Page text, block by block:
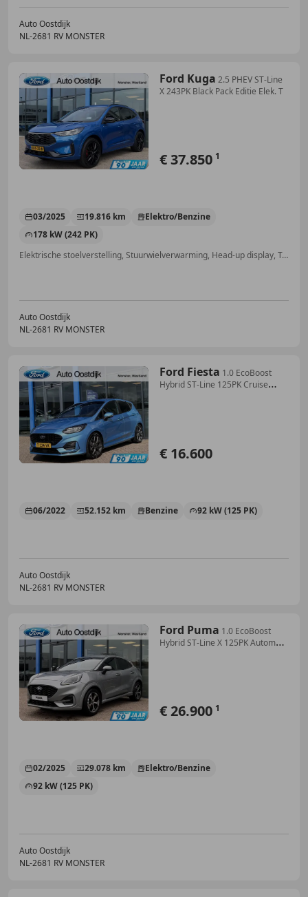
Auto Oostdijk
NL-2681 RV MONSTER
Ford Kuga 2.5 PHEV ST-Line
X 243PK Black Pack Editie Elek. T
€ 37.850 1
03/2025 19.816 km
Elektro/Benzine
178 kW (242 PK)
Elektrische stoelverstelling, Stuurwielverwarming, Head-up display, Trekhaak, Elektrische achterklep, Alarm, Adaptieve Cruise Control, Bochtverlichting
Auto Oostdijk
NL-2681 RV MONSTER
Ford Fiesta 1.0 EcoBoost
Hybrid ST-Line 125PK Cruise
€ 16.600
06/2022 52.152 km Benzine 92 kW (125 PK)
Auto Oostdijk
NL-2681 RV MONSTER
Ford Puma 1.0 EcoBoost
Hybrid ST-Line X 125PK Automaat
€ 26.900 1
02/2025 29.078 km
Elektro/Benzine
92 kW (125 PK)
Auto Oostdijk
NL-2681 RV MONSTER